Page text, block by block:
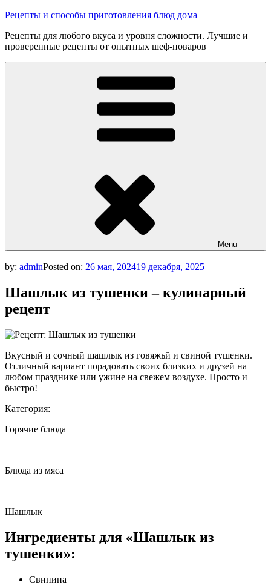
Skip
content
Рецепты и способы приготовления блюд дома
Рецепты для любого вкуса и уровня сложности. Лучшие и
проверенные рецепты от опытных шеф-поваров
Menu
by: adminPosted on: 26 мая, 202419 декабря, 2025
Шашлык из тушенки – кулинарный
рецепт
Вкусный и сочный шашлык из говяжьй и свиной тушенки.
Отличный вариант порадовать своих близких и друзей на
любом празднике или ужине на свежем воздухе. Просто и
быстро!
Категория:
Горячие блюда
Блюда из мяса
Шашлык
Ингредиенты для «Шашлык из
тушенки»:
Свинина